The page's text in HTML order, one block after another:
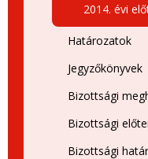
2014. évi
Határozatok
Jegyzőkönyvek
Bizottsági
Bizottsági
Bizottsági